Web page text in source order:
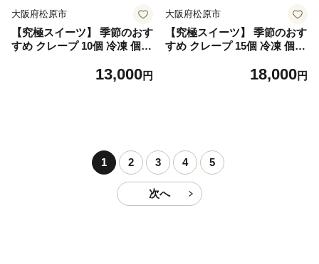
大阪府松原市
【究極スイーツ】 季節のおす
すめ クレープ 10個 冷凍 個包
セット スイーツ デザート お
クレープ アイス 冷凍スイー
ツ 絶品スイーツ 洋菓子 贈答
ギフト プレゼント 大阪府 松
13,000円
大阪府松原市
【究極スイーツ】 季節のおす
すめ クレープ 15個 冷凍 個包
セット スイーツ デザート お
クレープ アイス 冷凍スイー
ツ 絶品スイーツ 洋菓子 贈答
ギフト プレゼント 大阪府 松
原市
18,000円
1 2 3 4 5
次へ